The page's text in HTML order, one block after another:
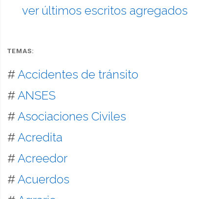
ver últimos escritos agregados
TEMAS:
#Accidentes de tránsito
#ANSES
#Asociaciones Civiles
#Acredita
#Acreedor
#Acuerdos